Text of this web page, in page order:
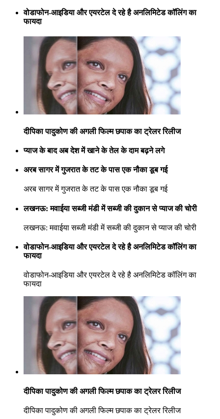
वोडाफोन-आइडिया और एयरटेल दे रहे है अनलिमिटेड कॉलिंग का
फायदा
दीपिका पादुकोण की अगली फिल्म छपाक का ट्रेलर रिलीज
प्याज के बाद अब देश में खाने के तेल के दाम बढ़ने लगे
अरब सागर में गुजरात के तट के पास एक नौका डूब गई
अरब सागर में गुजरात के तट के पास एक नौका डूब गई
लखनऊ: मवाईया सब्जी मंडी में सब्जी की दुकान से प्याज की चोरी
लखनऊ: मवाईया सब्जी मंडी में सब्जी की दुकान से प्याज की चोरी
वोडाफोन-आइडिया और एयरटेल दे रहे है अनलिमिटेड कॉलिंग का
फायदा
वोडाफोन-आइडिया और एयरटेल दे रहे है अनलिमिटेड कॉलिंग का
फायदा
दीपिका पादुकोण की अगली फिल्म छपाक का ट्रेलर रिलीज
दीपिका पादुकोण की अगली फिल्म छपाक का ट्रेलर रिलीज